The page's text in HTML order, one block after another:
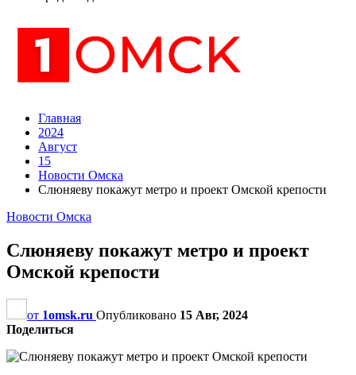
Главная
2024
Август
15
Новости Омска
Слюняеву покажут метро и проект Омской крепости
Новости Омска
Слюняеву покажут метро и проект
Омской крепости
от 1omsk.ru Опубликовано 15 Авг, 2024
Поделиться